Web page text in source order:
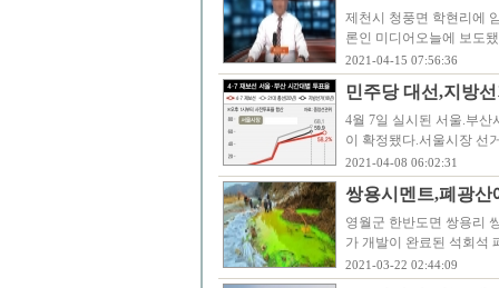
제천시 청풍면 학현리에
론인 미디어오늘에 보도
2021-04-15 07:56:36
민주당 대선,지방
4월 7일 실시된 서울.부
이 확정됐다.서울시장 선
2021-04-08 06:02:31
쌍용시멘트,폐광
영월군 한반도면 쌍용리
가 개발이 완료된 석회석
2021-03-22 02:44:09